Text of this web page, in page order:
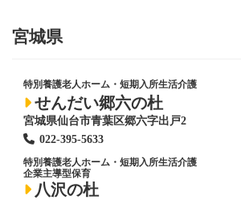
宮城県
特別養護老人ホーム ・短期入所生活介護
せんだい郷六の杜
宮城県仙台市青葉区郷六字出戸2
022-395-5633
特別養護老人ホーム ・短期入所生活介護
企業主導型保育
八沢の杜